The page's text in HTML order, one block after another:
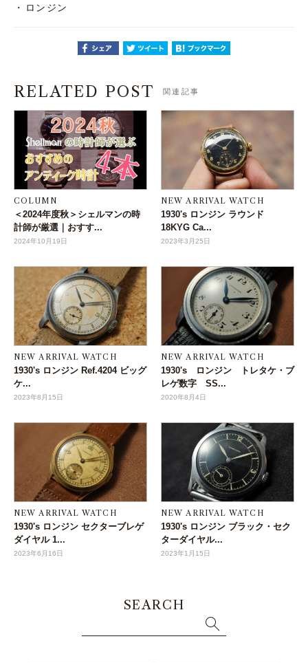
ロンジン
RELATED POST 関連記事
COLUMN
＜2024年度秋＞シェルマンの時
計師が厳選｜おすす...
2024年10月19日
NEW ARRIVAL WATCH
1930's ロンジン ラウンド
18KYG Ca...
2023年3月25日
NEW ARRIVAL WATCH
1930's ロンジン Ref.4204 ビッグ
ケ...
2023年8月15日
NEW ARRIVAL WATCH
1930's ロンジン トレタケ・ブ
レゲ数字 SS...
2020年8月4日
NEW ARRIVAL WATCH
1930's ロンジン セクターブレゲ
ダイヤル 1...
2023年6月16日
NEW ARRIVAL WATCH
1930's ロンジン ブラック・セク
ターダイヤル...
2023年1月15日
SEARCH